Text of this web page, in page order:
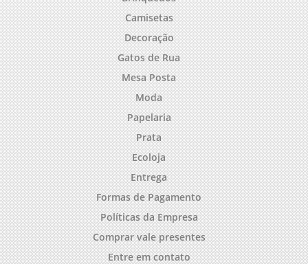
Camisetas
Decoração
Gatos de Rua
Mesa Posta
Moda
Papelaria
Prata
Ecoloja
Entrega
Formas de Pagamento
Políticas da Empresa
Comprar vale presentes
Entre em contato